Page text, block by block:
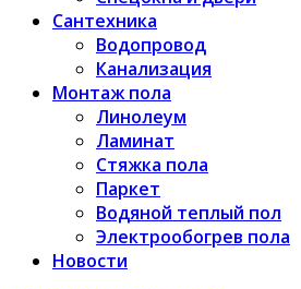
Сантехника
Водопровод
Канализация
Монтаж пола
Линолеум
Ламинат
Стяжка пола
Паркет
Водяной теплый пол
Электрообогрев пола
Новости